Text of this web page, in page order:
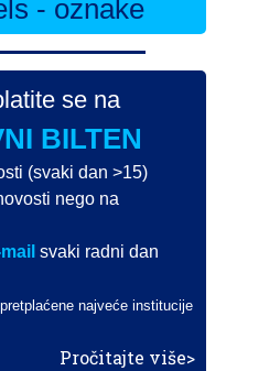
- oznake
se na
BILTEN
(svaki dan >15)
nego na
svaki radni dan
najveće institucije
Pročitajte više>